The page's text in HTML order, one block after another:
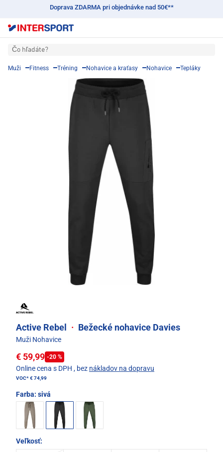
Doprava ZDARMA pri objednávke nad 50€**
Čo hľadáte?
Muži Fitness Tréning Nohavice a kraťasy Nohavice Tepláky
Active Rebel · Bežecké nohavice Davies
Muži Nohavice
€ 59,99 -20 %
Online cena s DPH , bez nákladov na dopravu
VOC*€ 74,99
Farba: sivá
Veľkosť: